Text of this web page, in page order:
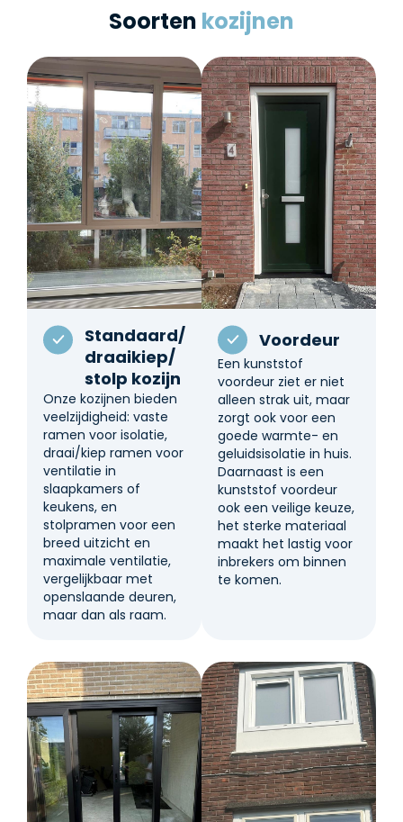
Soorten kozijnen
Standaard/
draaikiep/
stolp kozijn
Onze kozijnen bieden
veelzijdigheid: vaste
ramen voor isolatie,
draai/kiep ramen voor
ventilatie in
slaapkamers of
keukens, en
stolpramen voor een
breed uitzicht en
maximale ventilatie,
vergelijkbaar met
openslaande deuren,
maar dan als raam.
Voordeur
Een kunststof
voordeur ziet er niet
alleen strak uit, maar
zorgt ook voor een
goede warmte- en
geluidsisolatie in huis.
Daarnaast is een
kunststof voordeur
ook een veilige keuze,
het sterke materiaal
maakt het lastig voor
inbrekers om binnen
te komen.